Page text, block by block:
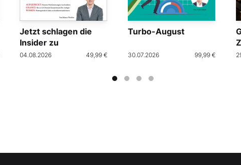
Jetzt schlagen die
Insider zu
04.08.2026 49,99 €
Turbo-August
30.07.2026 99,99 €